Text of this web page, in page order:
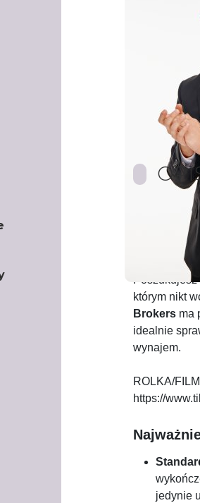
NOWE
którym nikt
Brokers ma
idealnie
wynajem.
ROLKA/
https://
jedynie